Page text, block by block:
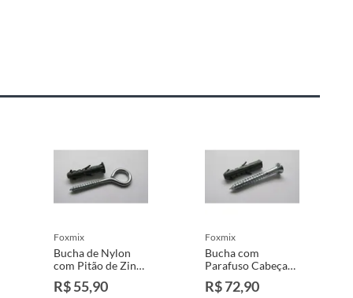
foxmix
Bucha de Nylon
com Pitão de Zinco
3x40mm 5mm 100
Peças Cinza
R$ 55,90
foxmix
Bucha com
Parafuso Cabeça
Chata de Aço
3,8x30mm para
R$ 72,90